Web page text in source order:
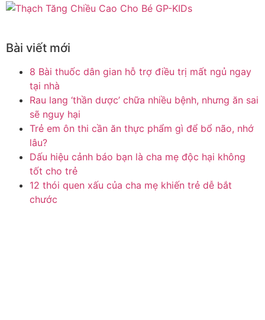
Bài viết mới
8 Bài thuốc dân gian hỗ trợ điều trị mất ngủ ngay
tại nhà
Rau lang ‘thần dược’ chữa nhiều bệnh, nhưng ăn sai
sẽ nguy hại
Trẻ em ôn thi cần ăn thực phẩm gì để bổ não, nhớ
lâu?
Dấu hiệu cảnh báo bạn là cha mẹ độc hại không
tốt cho trẻ
12 thói quen xấu của cha mẹ khiến trẻ dễ bắt
chước